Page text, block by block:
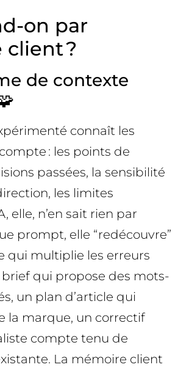
on par
?
de contexte
connaît les
: les points de
passées, la sensibilité
les limites
elle, n’en sait rien par
prompt, elle “redécouvre”
qui multiplie les erreurs
brief qui propose des mots-
un plan d’article qui
la marque, un correctif
compte tenu de
La mémoire client